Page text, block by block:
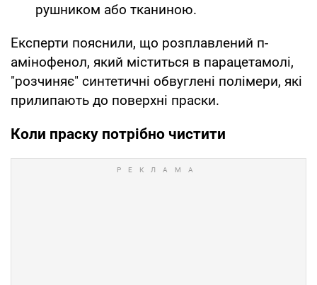
рушником або тканиною.
Експерти пояснили, що розплавлений п-
амінофенол, який міститься в парацетамолі,
"розчиняє" синтетичні обвуглені полімери, які
прилипають до поверхні праски.
Коли праску потрібно чистити